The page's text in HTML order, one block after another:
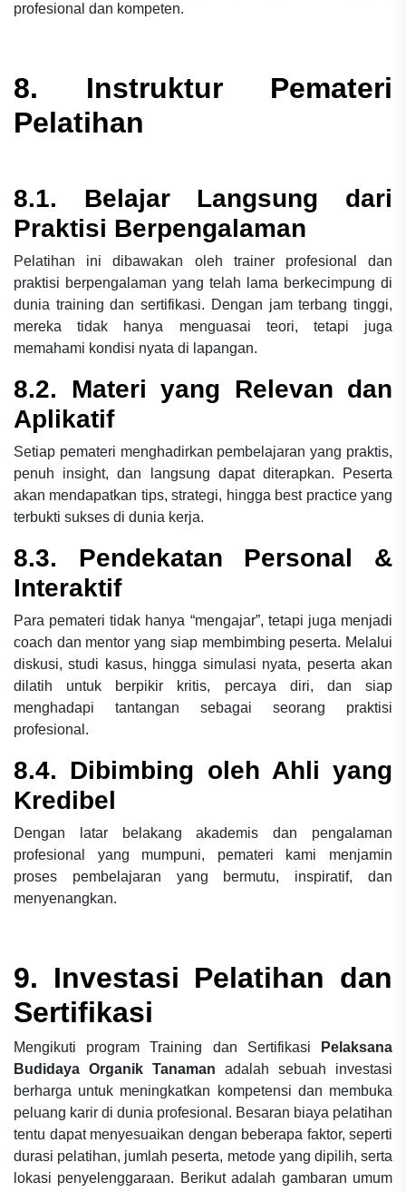
profesional dan kompeten.
8. Instruktur Pemateri
Pelatihan
8.1. Belajar Langsung dari
Praktisi Berpengalaman
Pelatihan ini dibawakan oleh trainer profesional dan
praktisi berpengalaman yang telah lama berkecimpung di
dunia training dan sertifikasi. Dengan jam terbang tinggi,
mereka tidak hanya menguasai teori, tetapi juga
memahami kondisi nyata di lapangan.
8.2. Materi yang Relevan dan
Aplikatif
Setiap pemateri menghadirkan pembelajaran yang praktis,
penuh insight, dan langsung dapat diterapkan. Peserta
akan mendapatkan tips, strategi, hingga best practice yang
terbukti sukses di dunia kerja.
8.3. Pendekatan Personal &
Interaktif
Para pemateri tidak hanya “mengajar”, tetapi juga menjadi
coach dan mentor yang siap membimbing peserta. Melalui
diskusi, studi kasus, hingga simulasi nyata, peserta akan
dilatih untuk berpikir kritis, percaya diri, dan siap
menghadapi tantangan sebagai seorang praktisi
profesional.
8.4. Dibimbing oleh Ahli yang
Kredibel
Dengan latar belakang akademis dan pengalaman
profesional yang mumpuni, pemateri kami menjamin
proses pembelajaran yang bermutu, inspiratif, dan
menyenangkan.
9. Investasi Pelatihan dan
Sertifikasi
Mengikuti program Training dan Sertifikasi
Pelaksana
Budidaya Organik Tanaman adalah sebuah investasi
berharga untuk meningkatkan kompetensi dan membuka
peluang karir di dunia profesional. Besaran biaya pelatihan
tentu dapat menyesuaikan dengan beberapa faktor, seperti
durasi pelatihan, jumlah peserta, metode yang dipilih, serta
lokasi penyelenggaraan. Berikut adalah gambaran umum